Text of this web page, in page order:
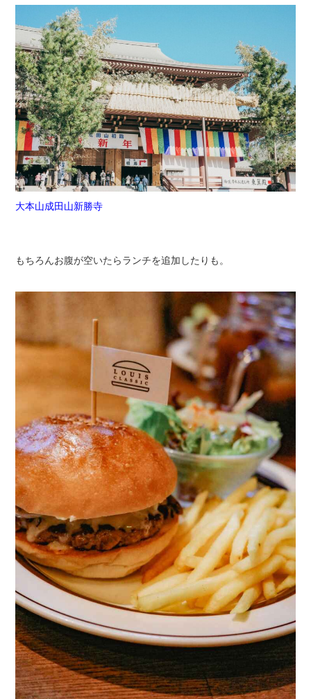
大本山成田山新勝寺
もちろんお腹が空いたらランチを追加したりも。